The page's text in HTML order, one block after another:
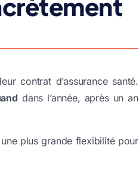
contrat d’assurance santé.
dans l’année, après un an
plus grande flexibilité pour